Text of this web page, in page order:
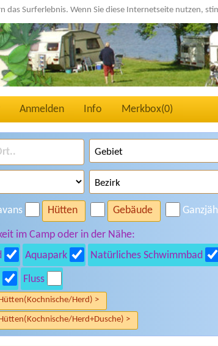
das Surferlebnis. Wenn Sie diese Internetseite nutzen,
Anmelden Info Merkbox(0)
Hütten Gebäude
im Camp oder in der Nähe:
Aquapark Natürliches Schwimmbad
Fluss
Herd) >
Herd+Dusche) >